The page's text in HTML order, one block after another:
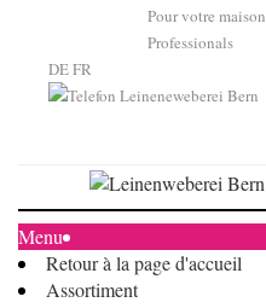
Pour votre maison
Professionals
DEFR
Menu
Retour à la page d'accueil
Assortiment